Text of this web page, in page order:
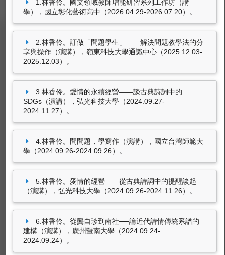
國內外講學／研究／演講
73筆資料 more...
林香伶。國文領域教師增能研習系列工作坊（講
學），國立彰化藝術高中（2026.04.29-
2026.07.20）。
林香伶。訂做「問題學生」—— 解決問題教學法
的分享與操作（演講），嶺東科技大學通識中心
（2025.12.03-2025.12.03）。
林香伶。愛情的永續經營 ——談古典詩詞中的
SDGs（演講），弘光科技大學（2024.09.27-
林香伶。問問題，學寫作（演講），國立台灣師
範大學（2024.09.26-2024.09.26）。
林香伶。愛情的經營——從古典詩詞中的提醒談
2024.11.26）。
參與國際學術活動
1.林香伶。國文領域教師增能研習系列工作坊（講
學），國立彰化藝術高中（2026.04.29-2026.07.20）。
2.林香伶。訂做「問題學生」—— 解決問題教學法的分
享與操作（演講），嶺東科技大學通識中心（2025.12.03-
2025.12.03）。
3.林香伶。愛情的永續經營 ——談古典詩詞中的
SDGs（演講），弘光科技大學（2024.09.27-
2024.11.27）。
4.林香伶。問問題，學寫作（演講），國立台灣師範大
學（2024.09.26-2024.09.26）。
5.林香伶。愛情的經營——從古典詩詞中的提醒談起
（演講），弘光科技大學（2024.09.26-2024.11.26）。
6.林香伶。從龔自珍到南社 ──論近代詩情傳統系譜的
建構（演講），廣州暨南大學（2024.09.24-
2024.09.24）。